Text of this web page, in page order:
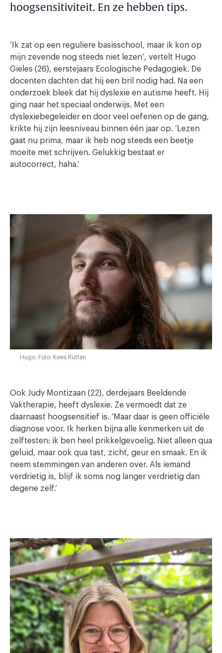
hoogsensitiviteit. En ze hebben tips.
‘Ik zat op een reguliere basisschool, maar ik kon op
mijn zevende nog steeds niet lezen’, vertelt Hugo
Gieles (26), eerstejaars Ecologische Pedagogiek. De
docenten dachten dat hij een bril nodig had. Na een
onderzoek bleek dat hij dyslexie en autisme heeft. Hij
ging naar het speciaal onderwijs. Met een
dyslexiebegeleider en door veel oefenen op de gang,
krikte hij zijn leesniveau binnen één jaar op. ‘Lezen
gaat nu prima, maar ik heb nog steeds een beetje
moeite met schrijven. Gelukkig bestaat er
autocorrect, haha.’
Hugo. Foto: Kees Rutten
Ook Judy Montizaan (22), derdejaars Beeldende
Vaktherapie, heeft dyslexie. Ze vermoedt dat ze
daarnaast hoogsensitief is. ‘Maar daar is geen officiële
diagnose voor. Ik herken bijna alle kenmerken uit de
zelftesten: ik ben heel prikkelgevoelig. Niet alleen qua
geluid, maar ook qua tast, zicht, geur en smaak. En ik
neem stemmingen van anderen over. Als iemand
verdrietig is, blijf ik soms nog langer verdrietig dan
degene zelf.’